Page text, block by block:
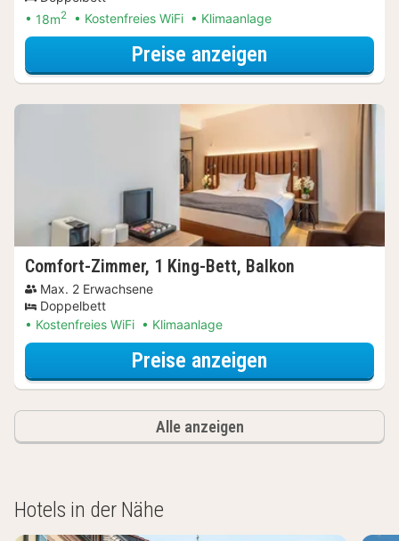
18m2 Kostenfreies WiFi Klimaanlage
Preise anzeigen
Comfort-Zimmer, 1 King-Bett, Balkon
Max. 2 Erwachsene
Doppelbett
Kostenfreies WiFi
Klimaanlage
Preise anzeigen
Alle anzeigen
Hotels in der Nähe